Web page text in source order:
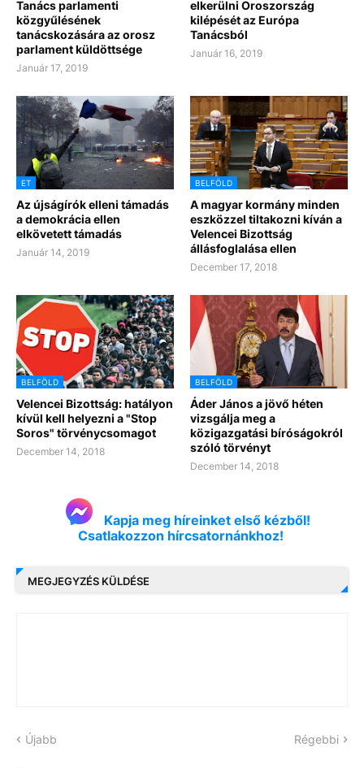
Tanács parlamenti
közgyűlésének
tanácskozására az orosz
parlament küldöttsége
Január 17, 2019
elkerülni Oroszország
kilépését az Európa
Tanácsból
Január 16, 2019
ET
Az újságírók elleni támadás
a demokrácia ellen
elkövetett támadás
Január 14, 2019
BELFÖLD
A magyar kormány minden
eszközzel tiltakozni kíván a
Velencei Bizottság
állásfoglalása ellen
December 17, 2018
BELFÖLD
Velencei Bizottság: hatályon
kívül kell helyezni a "Stop
Soros" törvénycsomagot
December 14, 2018
BELFÖLD
Áder János a jövő héten
vizsgálja meg a
közigazgatási bíróságokról
szóló törvényt
December 14, 2018
Kapja meg híreinket első kézből!
Csatlakozzon hírcsatornánkhoz!
MEGJEGYZÉS KÜLDÉSE
Újabb Régebbi